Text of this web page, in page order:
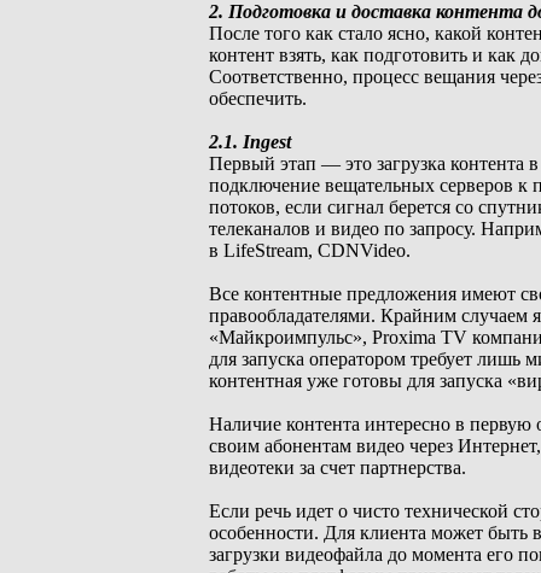
2. Подготовка и доставка контента
После того как стало ясно, какой
контент взять, как подготовить и как
Соответственно, процесс вещания
обеспечить.
2.1. Ingest
Первый этап — это загрузка контента
подключение вещательных серверов к
потоков, если сигнал берется со
телеканалов и видео по запросу.
в LifeStream, CDNVideo.
Все контентные предложения имеют
правообладателями. Крайним
«Майкроимпульс», Proxima TV
для запуска оператором требует лишь
контентная уже готовы для запуска
Наличие контента интересно в
своим абонентам видео через
видеотеки за счет партнерства.
Если речь идет о чисто технической
особенности. Для клиента может быть
загрузки видеофайла до момента его